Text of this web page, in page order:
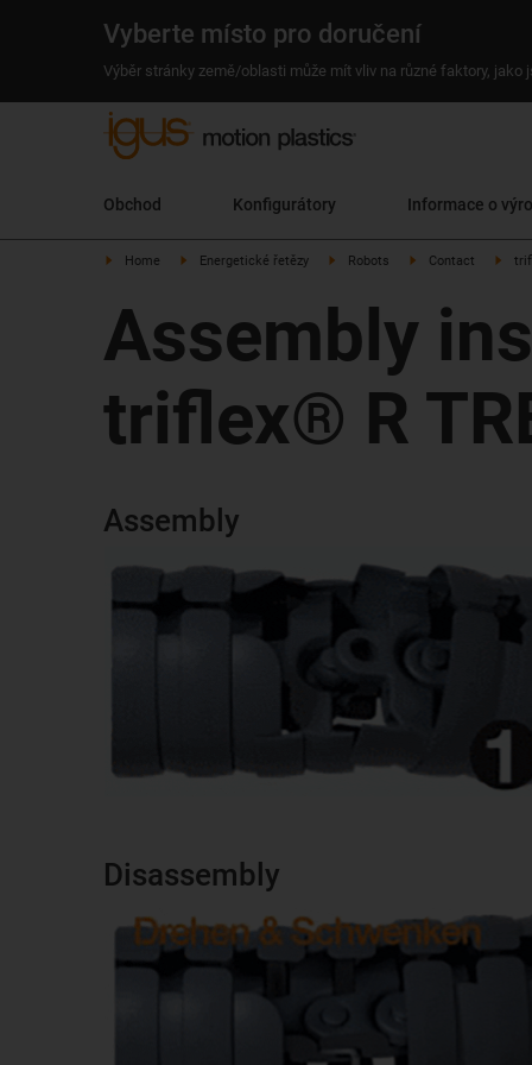
Vyberte místo pro doručení
Výběr stránky země/oblasti může mít vliv na různé faktory,
Obchod Konfigurátory Informace o
Home Energetické řetězy Robots Contact
Assembly
triflex® R
Assembly
Disassembly